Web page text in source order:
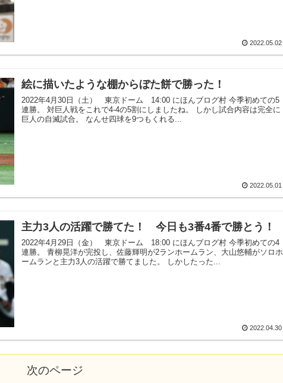
2022.05.02
絵に描いたような棚からぼた餅で勝った！
2022年4月30日（土） 東京ドーム 14:00 にほんブログ村 今季初めての5
連勝。 対巨人戦をこれで4-4の5割にしましたね。 しかし試合内容は完全に
巨人の自滅試合。 なんせ四球を9つもくれる...
2022.05.01
主力3人の活躍で勝てた！ 今日も3番4番で勝とう！
2022年4月29日（金） 東京ドーム 18:00 にほんブログ村 今季初めての4
連勝。 青柳晃洋が完投し、佐藤輝明が2ランホームラン、大山悠輔がソロホ
ームランと主力3人の活躍で勝てました。 しかしたった...
2022.04.30
次のページ